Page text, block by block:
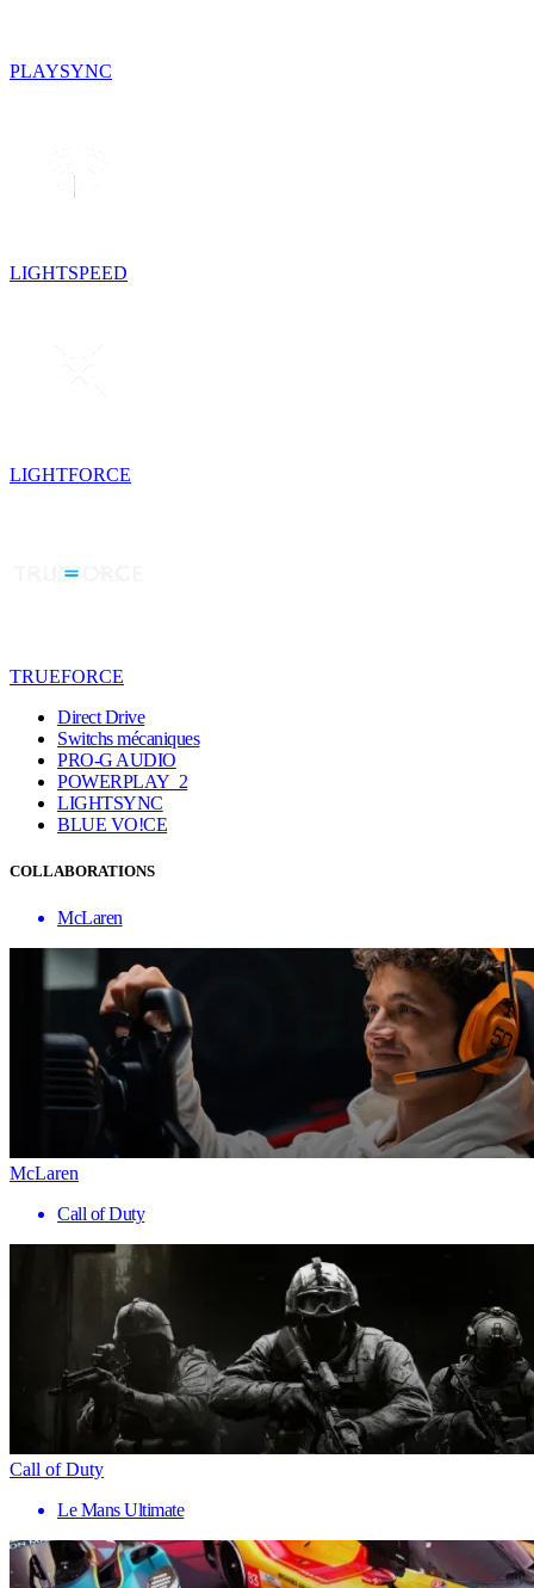
PLAYSYNC
LIGHTSPEED
LIGHTFORCE
TRUEFORCE
Direct Drive
Switchs mécaniques
PRO-G AUDIO
POWERPLAY 2
LIGHTSYNC
BLUE VO!CE
COLLABORATIONS
McLaren
McLaren
Call of Duty
Call of Duty
Le Mans Ultimate